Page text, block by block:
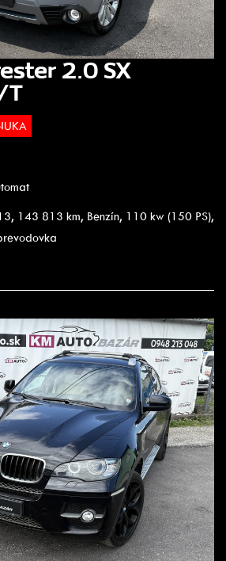
2.0 SX
143 813 km, Benzín, 110 kw (150 PS),